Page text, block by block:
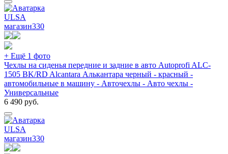
ULSA
магазин330
+ Ещё 1 фото
Чехлы на сиденья передние и задние в авто Autoprofi ALC-
1505 BK/RD Alcantara Алькантара черный - красный -
автомобильные в машину - Авточехлы - Авто чехлы -
Универсальные
6 490 руб.
ULSA
магазин330